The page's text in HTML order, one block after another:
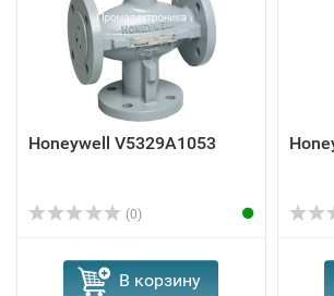
Honeywell V5329A1053
(0)
В корзину